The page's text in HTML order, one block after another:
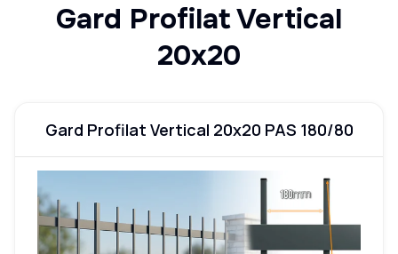
Gard Profilat Vertical
20x20
Gard Profilat Vertical 20x20 PAS 180/80